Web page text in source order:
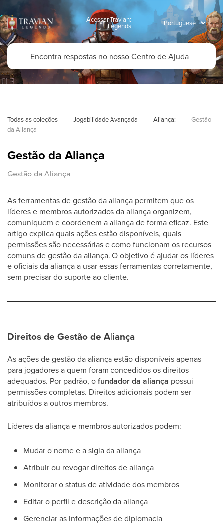
Acessar Travian:
Legends
Todas as coleções Jogabilidade Avançada Aliança:
Gestão
da Aliança
Gestão da Aliança
Gestão da Aliança
As ferramentas de gestão da aliança permitem que os
líderes e membros autorizados da aliança organizem,
comuniquem e coordenem a aliança de forma eficaz. Este
artigo explica quais ações estão disponíveis, quais
permissões são necessárias e como funcionam os recursos
comuns de gestão da aliança. O objetivo é ajudar os líderes
e oficiais da aliança a usar essas ferramentas corretamente,
sem precisar do suporte ao cliente.
Direitos de Gestão de Aliança
As ações de gestão da aliança estão disponíveis apenas
para jogadores a quem foram concedidos os direitos
adequados. Por padrão, ofundador da aliança possui
permissões completas. Direitos adicionais podem ser
atribuídos a outros membros.
Líderes da aliança e membros autorizados podem:
Mudar o nome e a sigla da aliança
Atribuir ou revogar direitos de aliança
Monitorar o status de atividade dos membros
Editar o perfil e descrição da aliança
Gerenciar as informações de diplomacia